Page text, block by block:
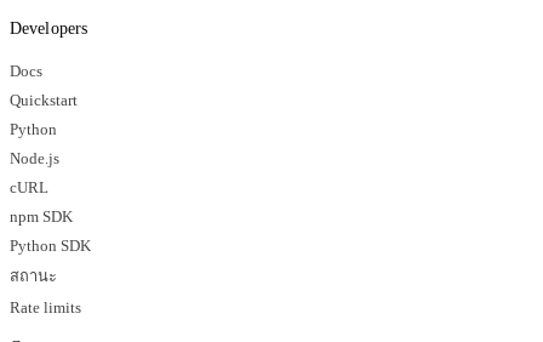
Developers
Docs
Quickstart
Python
Node.js
cURL
npm SDK
Python SDK
สถานะ
Rate limits